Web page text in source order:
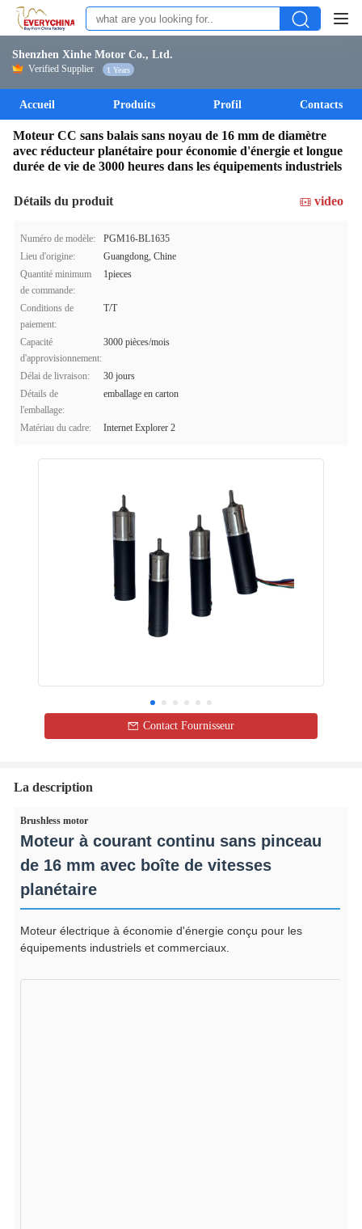
Shenzhen Xinhe Motor Co., Ltd.
Verified Supplier 1 Years
Accueil Produits Profil Contacts
Moteur CC sans balais sans noyau de 16 mm de diamètre
avec réducteur planétaire pour économie d'énergie et longue
durée de vie de 3000 heures dans les équipements industriels
Détails du produit video
Numéro de modèle:
PGM16-BL1635
Lieu d'origine:
Guangdong, Chine
Quantité minimum
de commande:
1pieces
Conditions de
paiement:
T/T
Capacité
d'approvisionnement:
3000 pièces/mois
Délai de livraison:
30 jours
Détails de
l'emballage:
emballage en carton
Matériau du cadre: Internet Explorer 2
Contact Fournisseur
La description
Brushless motor
Moteur à courant continu sans pinceau
de 16 mm avec boîte de vitesses
planétaire
Moteur électrique à économie d'énergie conçu pour les
équipements industriels et commerciaux.